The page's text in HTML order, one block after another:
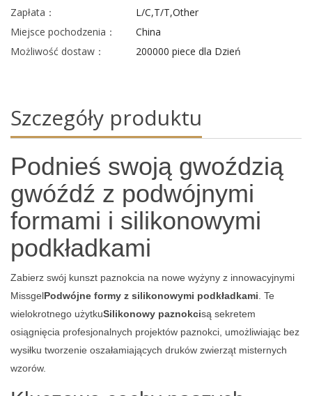
Zapłata：
L/C,T/T,Other
Miejsce pochodzenia：
China
Możliwość dostaw：
200000 piece dla Dzień
Szczegóły produktu
Podnieś swoją gwoździą
gwóźdź z podwójnymi
formami i silikonowymi
podkładkami
Zabierz swój kunszt paznokcia na nowe wyżyny z innowacyjnymi
MissgelPodwójne formy z silikonowymi podkładkami . Te
wielokrotnego użytkuSilikonowy paznokcisą sekretem
osiągnięcia profesjonalnych projektów paznokci, umożliwiając bez
wysiłku tworzenie oszałamiających druków zwierząt misternych
wzorów.